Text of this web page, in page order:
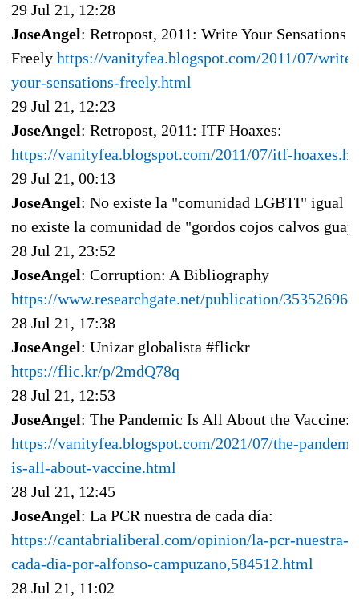
29 Jul 21, 12:28
JoseAngel: Retropost, 2011: Write Your Sensations
Freely https://vanityfea.blogspot.com/2011/07/write-
your-sensations-freely.html
29 Jul 21, 12:23
JoseAngel: Retropost, 2011: ITF Hoaxes:
https://vanityfea.blogspot.com/2011/07/itf-
29 Jul 21, 00:13
JoseAngel: No existe la "comunidad LGBTI" igual
no existe la comunidad de "gordos cojos calvos
28 Jul 21, 23:52
JoseAngel: Corruption: A Bibliography
https://www.researchgate.net/publication/353526967
28 Jul 21, 17:38
JoseAngel: Unizar globalista #flickr
https://flic.kr/p/2mdQ78q
28 Jul 21, 12:53
JoseAngel: The Pandemic Is All About the Vaccine:
https://vanityfea.blogspot.com/2021/07/the-
is-all-about-vaccine.html
28 Jul 21, 12:45
JoseAngel: La PCR nuestra de cada día:
https://cantabrialiberal.com/opinion/la-pcr-nuestra-
cada-dia-por-alfonso-campuzano,584512.html
28 Jul 21, 11:02